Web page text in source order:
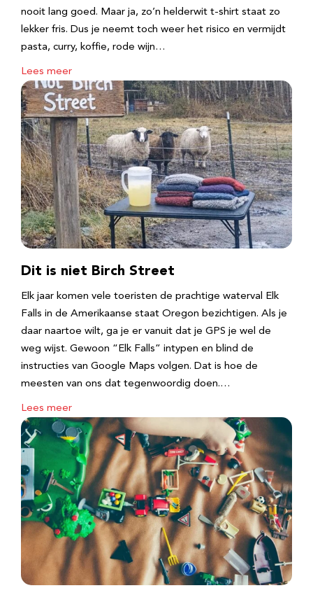
nooit lang goed. Maar ja, zo’n helderwit t-shirt staat zo
lekker fris. Dus je neemt toch weer het risico en vermijdt
pasta, curry, koffie, rode wijn…
Lees meer
Dit is niet Birch Street
Elk jaar komen vele toeristen de prachtige waterval Elk
Falls in de Amerikaanse staat Oregon bezichtigen. Als je
daar naartoe wilt, ga je er vanuit dat je GPS je wel de
weg wijst. Gewoon “Elk Falls” intypen en blind de
instructies van Google Maps volgen. Dat is hoe de
meesten van ons dat tegenwoordig doen.…
Lees meer